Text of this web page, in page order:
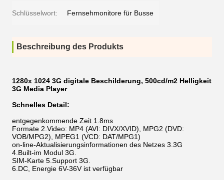
Schlüsselwort: Fernsehmonitore für Busse
Beschreibung des Produkts
1280x 1024 3G digitale Beschilderung, 500cd/m2 Helligkeit
3G Media Player
Schnelles Detail:
entgegenkommende Zeit 1.8ms
Formate 2.Video: MP4 (AVI: DIVX/XVID), MPG2 (DVD:
VOB/MPG2), MPEG1 (VCD: DAT/MPG1)
on-line-Aktualisierungsinformationen des Netzes 3.3G
4.Built-im Modul 3G.
SIM-Karte 5.Support 3G.
6.DC, Energie 6V-36V ist verfügbar